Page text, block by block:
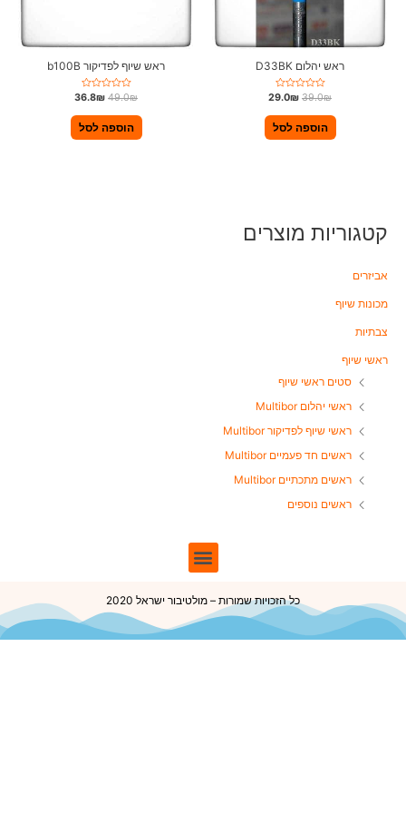
קטגוריות מוצרים
אביזרים
מכונות שיוף
צבתיות
ראשי שיוף
סטים ראשי שיוף
ראשי יהלום Multibor
ראשי שיוף לפדיקור Multibor
ראשים חד פעמיים Multibor
ראשים מתכתיים Multibor
ראשים נוספים
ראש יהלום D33BK
ד
ר
ג
0
מ
39.0₪
29.0₪
הוספה לסל
ראש שיוף לפדיקור b100B
ד
ר
ג
0
מ
49.0₪
36.8₪
הוספה לסל
כל הזכויות שמורות – מולטיבור ישראל 2020